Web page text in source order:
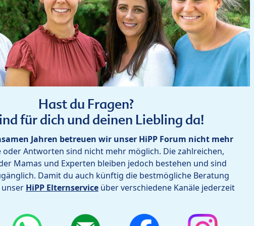
Hast du Fragen?
für dich und deinen Liebling da!
Jahren betreuen wir unser HiPP Forum nicht mehr
oder Antworten sind nicht mehr möglich. Die zahlreichen,
Mamas und Experten bleiben jedoch bestehen und sind
Damit du auch künftig die bestmögliche Beratung
HiPP Elternservice über verschiedene Kanäle jederzeit